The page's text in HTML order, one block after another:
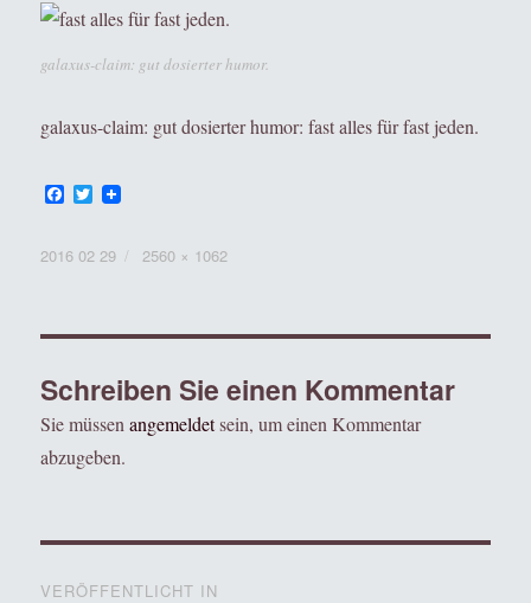
galaxus-claim: gut dosierter humor.
galaxus-claim: gut dosierter humor: fast alles für fast jeden.
F
e
b
T
t
t
Veröffentlicht
2016 02 29
Volle
2560 × 1062
Schreiben Sie einen Kommentar
Sie müssenangemeldetsein, um einen Kommentar
abzugeben.
VERÖFFENTLICHT IN